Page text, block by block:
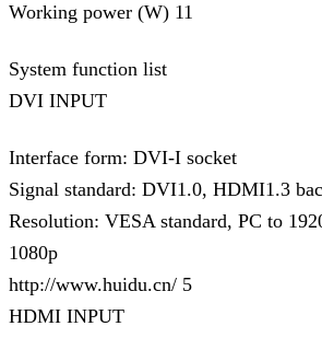
Working power (W) 11
System function list
DVI INPUT
Interface form: DVI-I socket
Signal standard: DVI1.0, HDMI1.3
Resolution: VESA standard, PC to
1080p
http://www.huidu.cn/ 5
HDMI INPUT